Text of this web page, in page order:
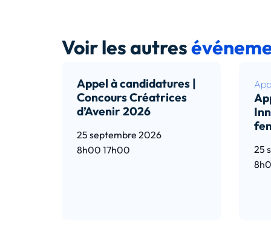
Voir les autres
Appel à candidatures |
Concours Créatrices
d’Avenir 2026
25 septembre 2026
8h00 17h00
25